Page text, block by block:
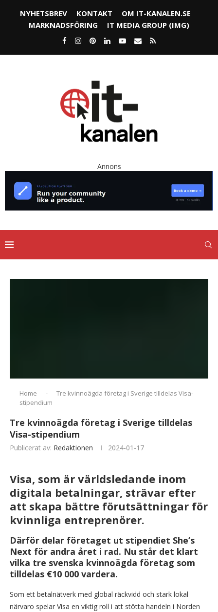
NYHETSBREV KONTAKT
OM IT-KANALEN.SE
MARKNADSFÖRING
IT MEDIA GROUP (IMG)
Annons
Home -
Tre kvinnoägda företag i Sverige tilldelas Visa-
stipendium
Tre kvinnoägda företag i Sverige tilldelas
Visa-stipendium
Publicerat av: Redaktionen 2024-01-17
Visa, som är världsledande inom
digitala betalningar, strävar efter
att skapa bättre förutsättningar för
kvinnliga entreprenörer.
Därför delar företaget ut stipendiet She’s
Next för andra året i rad. Nu står det klart
vilka tre svenska kvinnoägda företag som
tilldelas €10 000 vardera.
Som ett betalnätverk med global räckvidd och stark lokal
närvaro spelar Visa en viktig roll i att stötta handeln i Norden